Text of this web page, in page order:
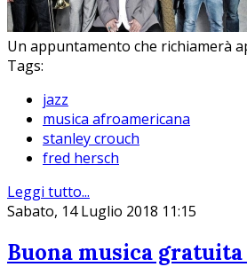
Un appuntamento che richiamerà
Tags:
jazz
musica afroamericana
stanley crouch
fred hersch
Leggi tutto...
Sabato, 14 Luglio 2018 11:15
Buona musica